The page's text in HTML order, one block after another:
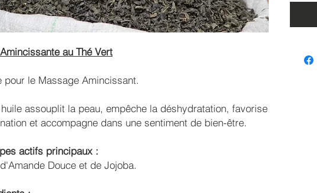
au Thé Vert
pour le Massage Amincissant.
assouplit la peau, empêche la déshydratation, favorise
et accompagne dans une sentiment de bien-être.
actifs principaux :
Douce et de Jojoba.